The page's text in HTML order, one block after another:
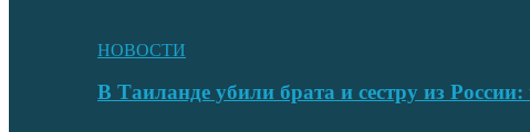
НОВОСТИ
В Таиланде убили брата и сестру из России: